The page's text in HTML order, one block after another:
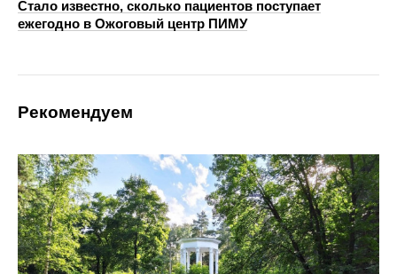
Стало известно, сколько пациентов поступает
ежегодно в Ожоговый центр ПИМУ
Рекомендуем